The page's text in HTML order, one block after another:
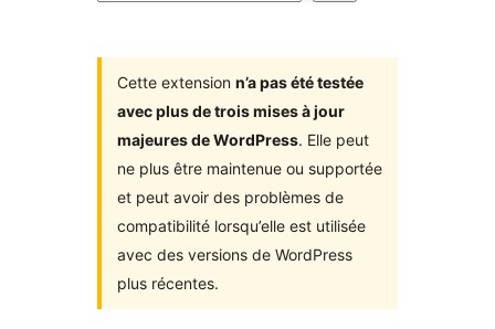
Cette extension n’a pas été testée
avec plus de trois mises à jour
majeures de WordPress. Elle peut
ne plus être maintenue ou supportée
et peut avoir des problèmes de
compatibilité lorsqu’elle est utilisée
avec des versions de WordPress
plus récentes.